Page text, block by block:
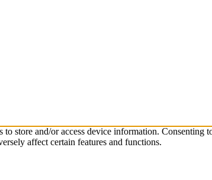
store and/or access device information.
affect certain features and functions.